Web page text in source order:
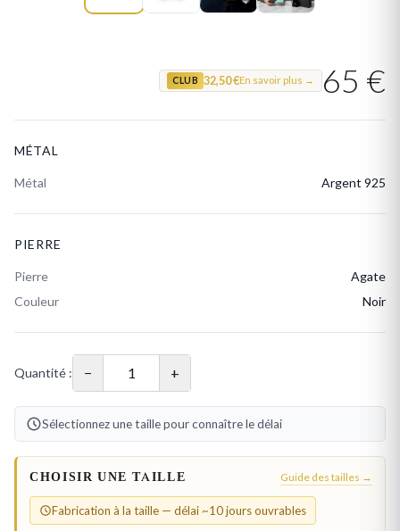
CLUB 32,50 €En savoir plus → 65 €
MÉTAL
Métal Argent 925
PIERRE
Pierre
Agate
Couleur
Noir
Quantité : − +
Sélectionnez une taille pour connaître le délai
CHOISIR UNE TAILLE Guide des tailles →
Fabrication à la taille — délai ~10 jours ouvrables